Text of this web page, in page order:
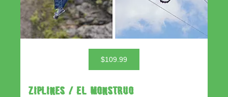
$109.99
ZIPLINES / EL MONSTRUO